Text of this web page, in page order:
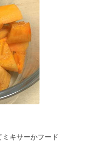
キサーかフード